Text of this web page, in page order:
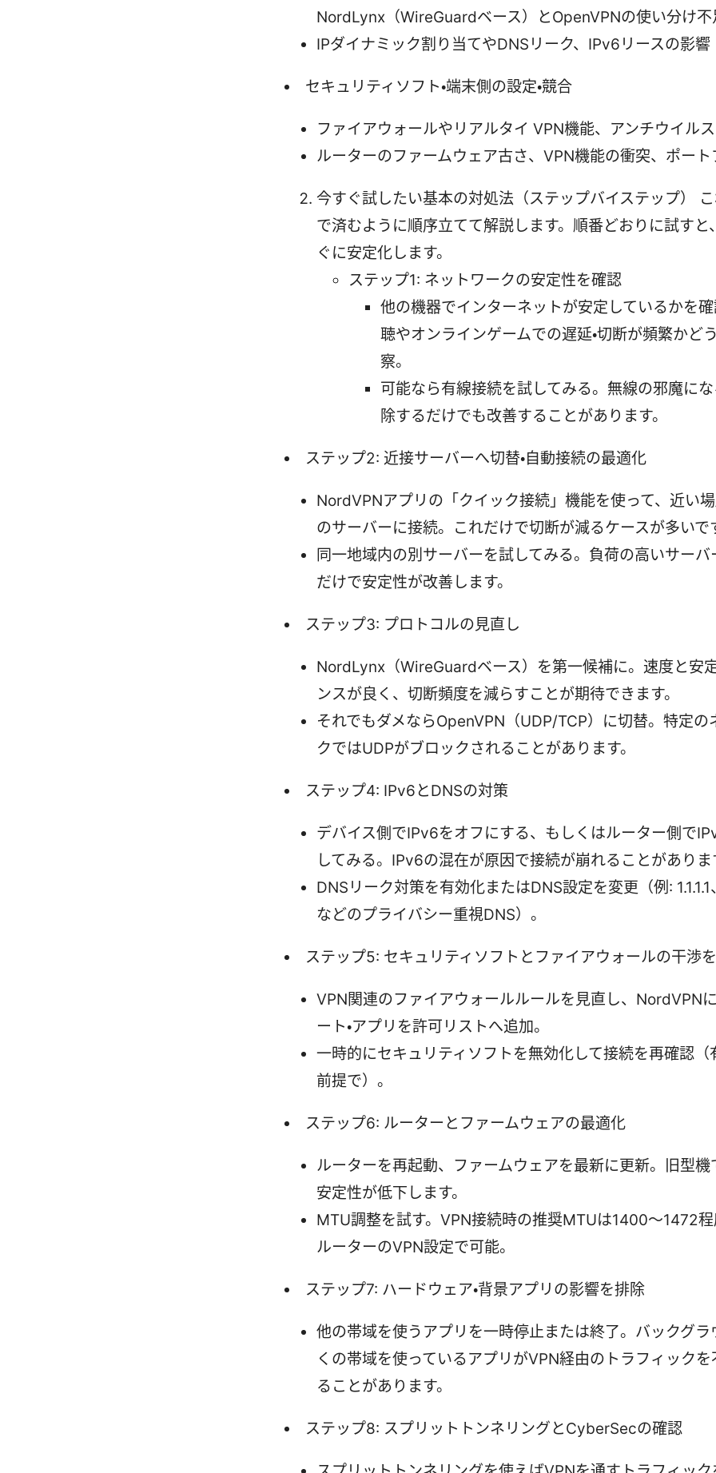
NordLynx（WireGuardベース）とOpenVPNの使い分け不
IPダイナミック割り当てやDNSリーク、IPv6リースの影響
セキュリティソフト・端末側の設定・競合
ファイアウォールやリアルタイ VPN機能、アンチウイル
ルーターのファームウェア古さ、VPN機能の衝突、ポート
今すぐ試したい基本の対処法（ステップバイステップ）
で済むように順序立てて解説します。順番どおりに試すと
ぐに安定化します。
ステップ1: ネットワークの安定性を確認
他の機器でインターネットが安定しているかを
聴やオンラインゲームでの遅延・切断が頻繁かど
察。
可能なら有線接続を試してみる。無線の邪魔に
除するだけでも改善することがあります。
ステップ2: 近接サーバーへ切替・自動接続の最適化
NordVPNアプリの「クイック接続」機能を使って、近い場
のサーバーに接続。これだけで切断が減るケースが多いで
同一地域内の別サーバーを試してみる。負荷の高いサーバ
だけで安定性が改善します。
ステップ3: プロトコルの見直し
NordLynx（WireGuardベース）を第一候補に。速度と安
ンスが良く、切断頻度を減らすことが期待できます。
それでもダメならOpenVPN（UDP/TCP）に切替。特定の
クではUDPがブロックされることがあります。
ステップ4: IPv6とDNSの対策
デバイス側でIPv6をオフにする、もしくはルーター側で
してみる。IPv6の混在が原因で接続が崩れることがありま
DNSリーク対策を有効化またはDNS設定を変更（例:
などのプライバシー重視DNS）。
ステップ5: セキュリティソフトとファイアウォールの干渉
VPN関連のファイアウォールルールを見直し、NordVPN
ート・アプリを許可リストへ追加。
一時的にセキュリティソフトを無効化して接続を再確認（
前提で）。
ステップ6: ルーターとファームウェアの最適化
ルーターを再起動、ファームウェアを最新に更新。旧型機
安定性が低下します。
MTU調整を試す。VPN接続時の推奨MTUは1400～1472
ルーターのVPN設定で可能。
ステップ7: ハードウェア・背景アプリの影響を排除
他の帯域を使うアプリを一時停止または終了。バックグラ
くの帯域を使っているアプリがVPN経由のトラフィックを
ることがあります。
ステップ8: スプリットトンネリングとCyberSecの確認